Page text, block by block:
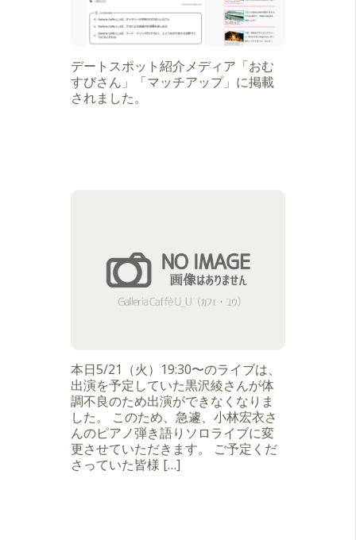
デートスポット紹介メディア「おむ
すびさん」「マッチアップ」に掲載
されました。
本日5/21（火）19:30〜のライブは、
出演を予定していた黒沢綾さんが体
調不良のため出演ができなくなりま
した。 このため、急遽、小林宏衣さ
んのピアノ弾き語りソロライブに変
更させていただきます。 ご予定くだ
さっていた皆様 […]